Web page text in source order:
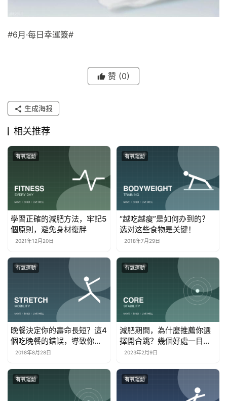
#6月·每日幸運簽#
赞 (0)
生成海报
相关推荐
有氧運動
學習正確的減肥方法，牢記5
個原則，避免身材復胖
2021年12月20日
有氧運動
“越吃越瘦”是如何办到的？
选对这些食物是关键！
2018年7月29日
有氧運動
晚餐決定你的壽命長短？這4
個吃晚餐的錯誤，導致你越
來越胖！
2018年8月28日
有氧運動
減肥期間，為什麼推薦你選
擇開合跳？幾個好處一目瞭
然2023年2月9日
有氧運動 有氧運動